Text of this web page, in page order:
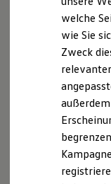
Original
Elektrisch &
Elektro -
2.847,96 €,
€ (netto). Zzgl.
Die in dieser
Ausstattungen
deutschen
teilweise
Mehrpreis.
Bitte beachten
Übersicht der
welche
wie Sie
Zweck